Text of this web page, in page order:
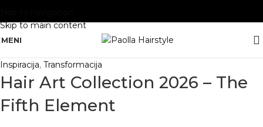
Skip to main content
MENI
Inspiracija, Transformacija
Hair Art Collection 2026 – The
Fifth Element